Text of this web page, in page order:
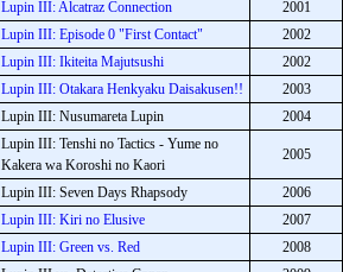
Lupin III: Alcatraz Connection
2001
Lupin III: Episode 0 "First Contact"
2002
Lupin III: Ikiteita Majutsushi
2002
Lupin III: Otakara Henkyaku Daisakusen!!
2003
Lupin III: Nusumareta Lupin 2004
Lupin III: Tenshi no Tactics - Yume no
Kakera wa Koroshi no Kaori
2005
Lupin III: Seven Days Rhapsody
2006
Lupin III: Kiri no Elusive
2007
Lupin III: Green vs. Red
2008